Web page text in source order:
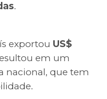
.
exportou US$
em um
nacional, que tem